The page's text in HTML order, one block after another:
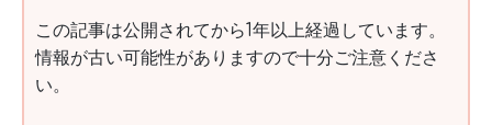
この記事は公開されてから1年以上経過しています。
情報が古い可能性がありますので十分ご注意くださ
い。